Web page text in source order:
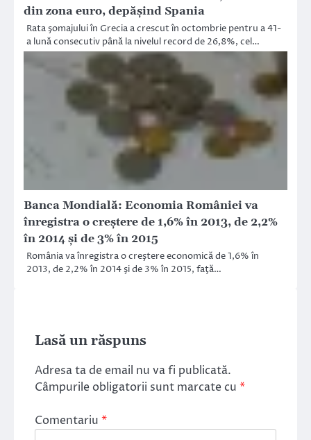
din zona euro, depăşind Spania
Rata şomajului în Grecia a crescut în octombrie pentru a 41-
a lună consecutiv până la nivelul record de 26,8%, cel…
Banca Mondială: Economia României va
înregistra o creştere de 1,6% în 2013, de 2,2%
în 2014 şi de 3% în 2015
România va înregistra o creştere economică de 1,6% în
2013, de 2,2% în 2014 şi de 3% în 2015, faţă…
Lasă un răspuns
Adresa ta de email nu va fi publicată.
Câmpurile obligatorii sunt marcate cu *
Comentariu *